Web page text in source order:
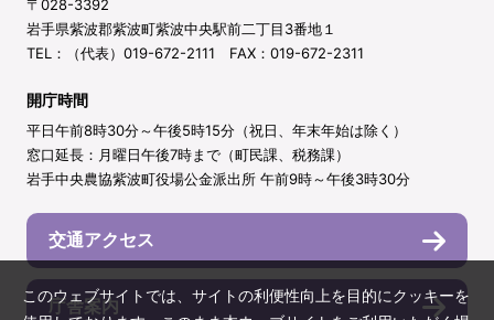
〒028-3392
岩手県紫波郡紫波町紫波中央駅前二丁目3番地１
TEL：（代表）019-672-2111 FAX：019-672-2311
開庁時間
平日午前8時30分～午後5時15分（祝日、年末年始は除く）
窓口延長：月曜日午後7時まで（町民課、税務課）
岩手中央農協紫波町役場公金派出所 午前9時～午後3時30分
交通アクセス
庁舎案内
このウェブサイトでは、サイトの利便性向上を目的にクッキーを